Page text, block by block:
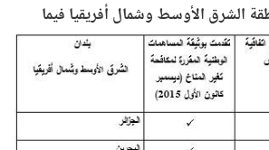
الشرق الأوسط وشمال أفريقيا فيما